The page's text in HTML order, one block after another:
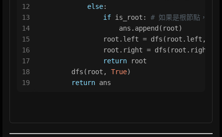
12
13
14
15
16
17
18
19
else:
if is_root: # 如果是根節點，加
                    ans.append(root)
                root.left = dfs(root.left,
                root.right = dfs(root.right,
return root
        dfs(root,
True)
return ans